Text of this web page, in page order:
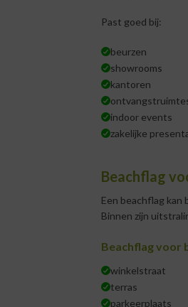
Past goed bij:
beurzen
showrooms
kantoren
indoor events
zakelijke
Beachflag
Een beachflag
Binnen zijn
Beachflag voor
winkelstraat
terras
parkeerplaats